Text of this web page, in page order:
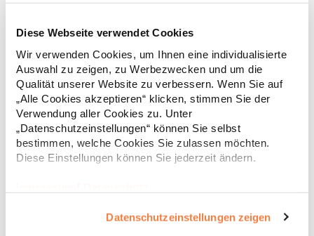
Diese Webseite verwendet Cookies
Wir verwenden Cookies, um Ihnen eine individualisierte
Auswahl zu zeigen, zu Werbezwecken und um die
Qualität unserer Website zu verbessern. Wenn Sie auf
„Alle Cookies akzeptieren“ klicken, stimmen Sie der
Verwendung aller Cookies zu. Unter
„Datenschutzeinstellungen“ können Sie selbst
bestimmen, welche Cookies Sie zulassen möchten.
Diese Einstellungen können Sie jederzeit ändern.
Datenschutzeinstellungen zeigen
Versiegelte Nähte Ärmelfutter aus Fleece Pflegeleicht
Verstaubare Kapuze Verstellbare Ärmelbündchen mit
Klettverschluss Zwei Seitentaschen Handytasche Verdeckte
Nähte am Kragen für mehr Tragekomfort Wasserabweisend bis
2.000 mm StormDri 2.000 PolyesterGrammatur: 250
g/m²Materialzusammensetzung: 100% PolyesterAngaben zur
Produktsicherheit: Herst.-Nr.: R221MHersteller: Result Clothing
Ltd. Narcisova 1 821 01 Bratislava Slowakei E-Mail:
sales@resultclothing.com
35,94 € *
* Preise inkl. gesetzlicher Mwst. + Versandkosten *